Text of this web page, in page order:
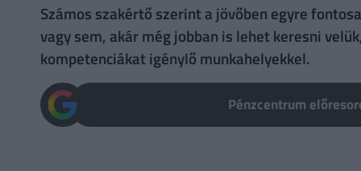
Számos szakértő szerint a jövőben egyre
vagy sem, akár még jobban is lehet keresni
kompetenciákat igénylő munkahelyekkel.
Pénzcentrum